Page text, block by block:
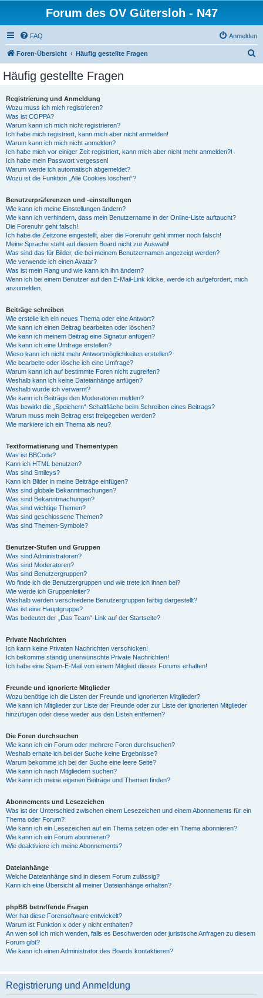
Forum des OV Gütersloh - N47
FAQ Anmelden
Foren-Übersicht Häufig gestellte Fragen
Häufig gestellte Fragen
Registrierung und Anmeldung
Wozu muss ich mich registrieren?
Was ist COPPA?
Warum kann ich mich nicht registrieren?
Ich habe mich registriert, kann mich aber nicht anmelden!
Warum kann ich mich nicht anmelden?
Ich habe mich vor einiger Zeit registriert, kann mich aber nicht mehr anmelden?!
Ich habe mein Passwort vergessen!
Warum werde ich automatisch abgemeldet?
Wozu ist die Funktion „Alle Cookies löschen“?
Benutzerpräferenzen und -einstellungen
Wie kann ich meine Einstellungen ändern?
Wie kann ich verhindern, dass mein Benutzername in der Online-Liste auftaucht?
Die Forenuhr geht falsch!
Ich habe die Zeitzone eingestellt, aber die Forenuhr geht immer noch falsch!
Meine Sprache steht auf diesem Board nicht zur Auswahl!
Was sind das für Bilder, die bei meinem Benutzernamen angezeigt werden?
Wie verwende ich einen Avatar?
Was ist mein Rang und wie kann ich ihn ändern?
Wenn ich bei einem Benutzer auf den E-Mail-Link klicke, werde ich aufgefordert, mich
anzumelden.
Beiträge schreiben
Wie erstelle ich ein neues Thema oder eine Antwort?
Wie kann ich einen Beitrag bearbeiten oder löschen?
Wie kann ich meinem Beitrag eine Signatur anfügen?
Wie kann ich eine Umfrage erstellen?
Wieso kann ich nicht mehr Antwortmöglichkeiten erstellen?
Wie bearbeite oder lösche ich eine Umfrage?
Warum kann ich auf bestimmte Foren nicht zugreifen?
Weshalb kann ich keine Dateianhänge anfügen?
Weshalb wurde ich verwarnt?
Wie kann ich Beiträge den Moderatoren melden?
Was bewirkt die „Speichern“-Schaltfläche beim Schreiben eines Beitrags?
Warum muss mein Beitrag erst freigegeben werden?
Wie markiere ich ein Thema als neu?
Textformatierung und Thementypen
Was ist BBCode?
Kann ich HTML benutzen?
Was sind Smileys?
Kann ich Bilder in meine Beiträge einfügen?
Was sind globale Bekanntmachungen?
Was sind Bekanntmachungen?
Was sind wichtige Themen?
Was sind geschlossene Themen?
Was sind Themen-Symbole?
Benutzer-Stufen und Gruppen
Was sind Administratoren?
Was sind Moderatoren?
Was sind Benutzergruppen?
Wo finde ich die Benutzergruppen und wie trete ich ihnen bei?
Wie werde ich Gruppenleiter?
Weshalb werden verschiedene Benutzergruppen farbig dargestellt?
Was ist eine Hauptgruppe?
Was bedeutet der „Das Team“-Link auf der Startseite?
Private Nachrichten
Ich kann keine Privaten Nachrichten verschicken!
Ich bekomme ständig unerwünschte Private Nachrichten!
Ich habe eine Spam-E-Mail von einem Mitglied dieses Forums erhalten!
Freunde und ignorierte Mitglieder
Wozu benötige ich die Listen der Freunde und ignorierten Mitglieder?
Wie kann ich Mitglieder zur Liste der Freunde oder zur Liste der ignorierten Mitglieder
hinzufügen oder diese wieder aus den Listen entfernen?
Die Foren durchsuchen
Wie kann ich ein Forum oder mehrere Foren durchsuchen?
Weshalb erhalte ich bei der Suche keine Ergebnisse?
Warum bekomme ich bei der Suche eine leere Seite?
Wie kann ich nach Mitgliedern suchen?
Wie kann ich meine eigenen Beiträge und Themen finden?
Abonnements und Lesezeichen
Was ist der Unterschied zwischen einem Lesezeichen und einem Abonnements für ein
Thema oder Forum?
Wie kann ich ein Lesezeichen auf ein Thema setzen oder ein Thema abonnieren?
Wie kann ich ein Forum abonnieren?
Wie deaktiviere ich meine Abonnements?
Dateianhänge
Welche Dateianhänge sind in diesem Forum zulässig?
Kann ich eine Übersicht all meiner Dateianhänge erhalten?
phpBB betreffende Fragen
Wer hat diese Forensoftware entwickelt?
Warum ist Funktion x oder y nicht enthalten?
An wen soll ich mich wenden, falls es Beschwerden oder juristische Anfragen zu diesem
Forum gibt?
Wie kann ich einen Administrator des Boards kontaktieren?
Registrierung und Anmeldung